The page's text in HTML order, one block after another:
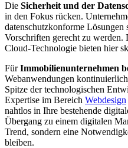
Die Sicherheit und der
in den Fokus rücken.
datenschutzkonforme Lösungen
Vorschriften gerecht zu
Cloud-Technologie bieten hier
FürImmobilienunternehmen
Webanwendungen
Spitze der technologischen
Expertise im Bereich Webdesign
nahtlos in Ihre bestehende
Übergang zu einem digitalen
Trend, sondern eine
bleiben.